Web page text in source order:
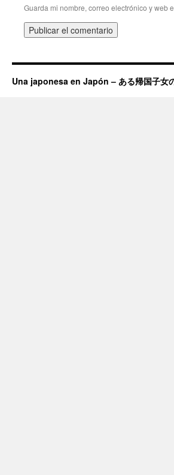
Guarda mi nombre, correo electrónico y web
Una japonesa en Japón – ある帰国子女